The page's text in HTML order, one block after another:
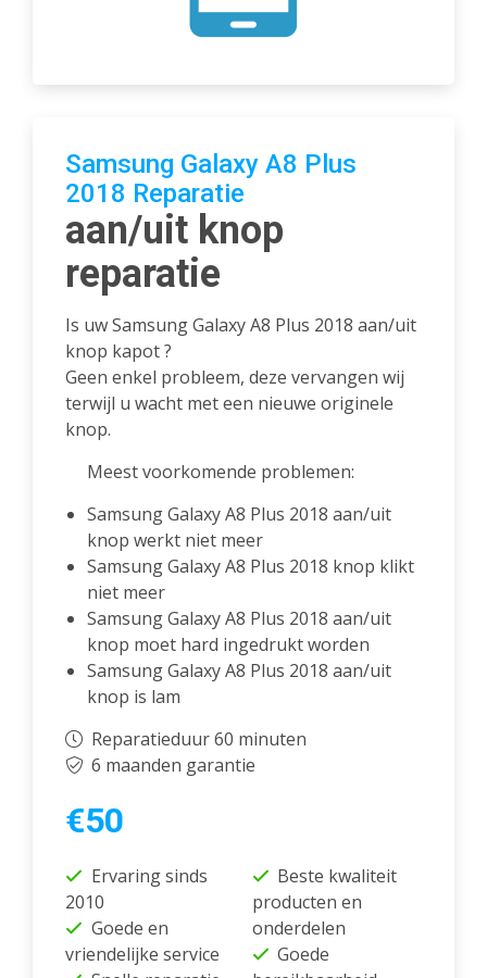
Samsung Galaxy A8 Plus
2018 Reparatie
aan/uit knop
reparatie
Is uw Samsung Galaxy A8 Plus 2018 aan/uit
knop kapot ?
Geen enkel probleem, deze vervangen wij
terwijl u wacht met een nieuwe originele
knop.
Meest voorkomende problemen:
Samsung Galaxy A8 Plus 2018 aan/uit
knop werkt niet meer
Samsung Galaxy A8 Plus 2018 knop klikt
niet meer
Samsung Galaxy A8 Plus 2018 aan/uit
knop moet hard ingedrukt worden
Samsung Galaxy A8 Plus 2018 aan/uit
knop is lam
Reparatieduur 60 minuten
6 maanden garantie
€50
Ervaring sinds
2010
Goede en
vriendelijke service
Beste kwaliteit
producten en
onderdelen
Goede